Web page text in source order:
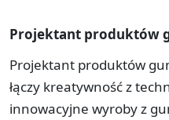
Projektant produktów
Projektant produktów
łączy kreatywność z
innowacyjne wyroby z